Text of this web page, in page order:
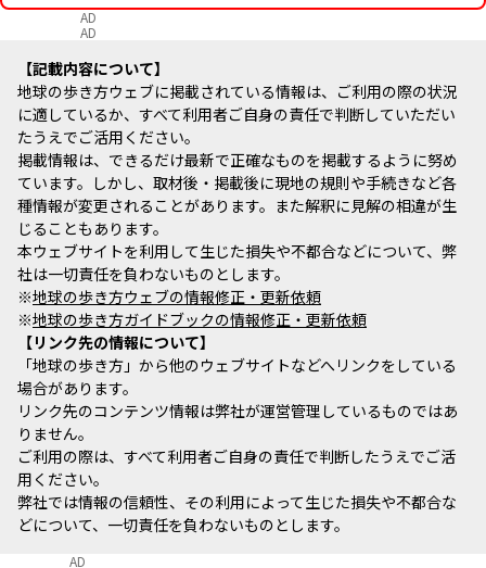
AD
AD
記載内容について
地球の歩き方ウェブに掲載されている情報は、ご利用の際の状況
に適しているか、すべて利用者ご自身の責任で判断していただい
たうえでご活用ください。
掲載情報は、できるだけ最新で正確なものを掲載するように努め
ています。しかし、取材後・掲載後に現地の規則や手続きなど各
種情報が変更されることがあります。また解釈に見解の相違が生
じることもあります。
本ウェブサイトを利用して生じた損失や不都合などについて、弊
社は一切責任を負わないものとします。
※地球の歩き方ウェブの情報修正・更新依頼
※地球の歩き方ガイドブックの情報修正・更新依頼
リンク先の情報について
「地球の歩き方」から他のウェブサイトなどへリンクをしている
場合があります。
リンク先のコンテンツ情報は弊社が運営管理しているものではあ
りません。
ご利用の際は、すべて利用者ご自身の責任で判断したうえでご活
用ください。
弊社では情報の信頼性、その利用によって生じた損失や不都合な
どについて、一切責任を負わないものとします。
AD